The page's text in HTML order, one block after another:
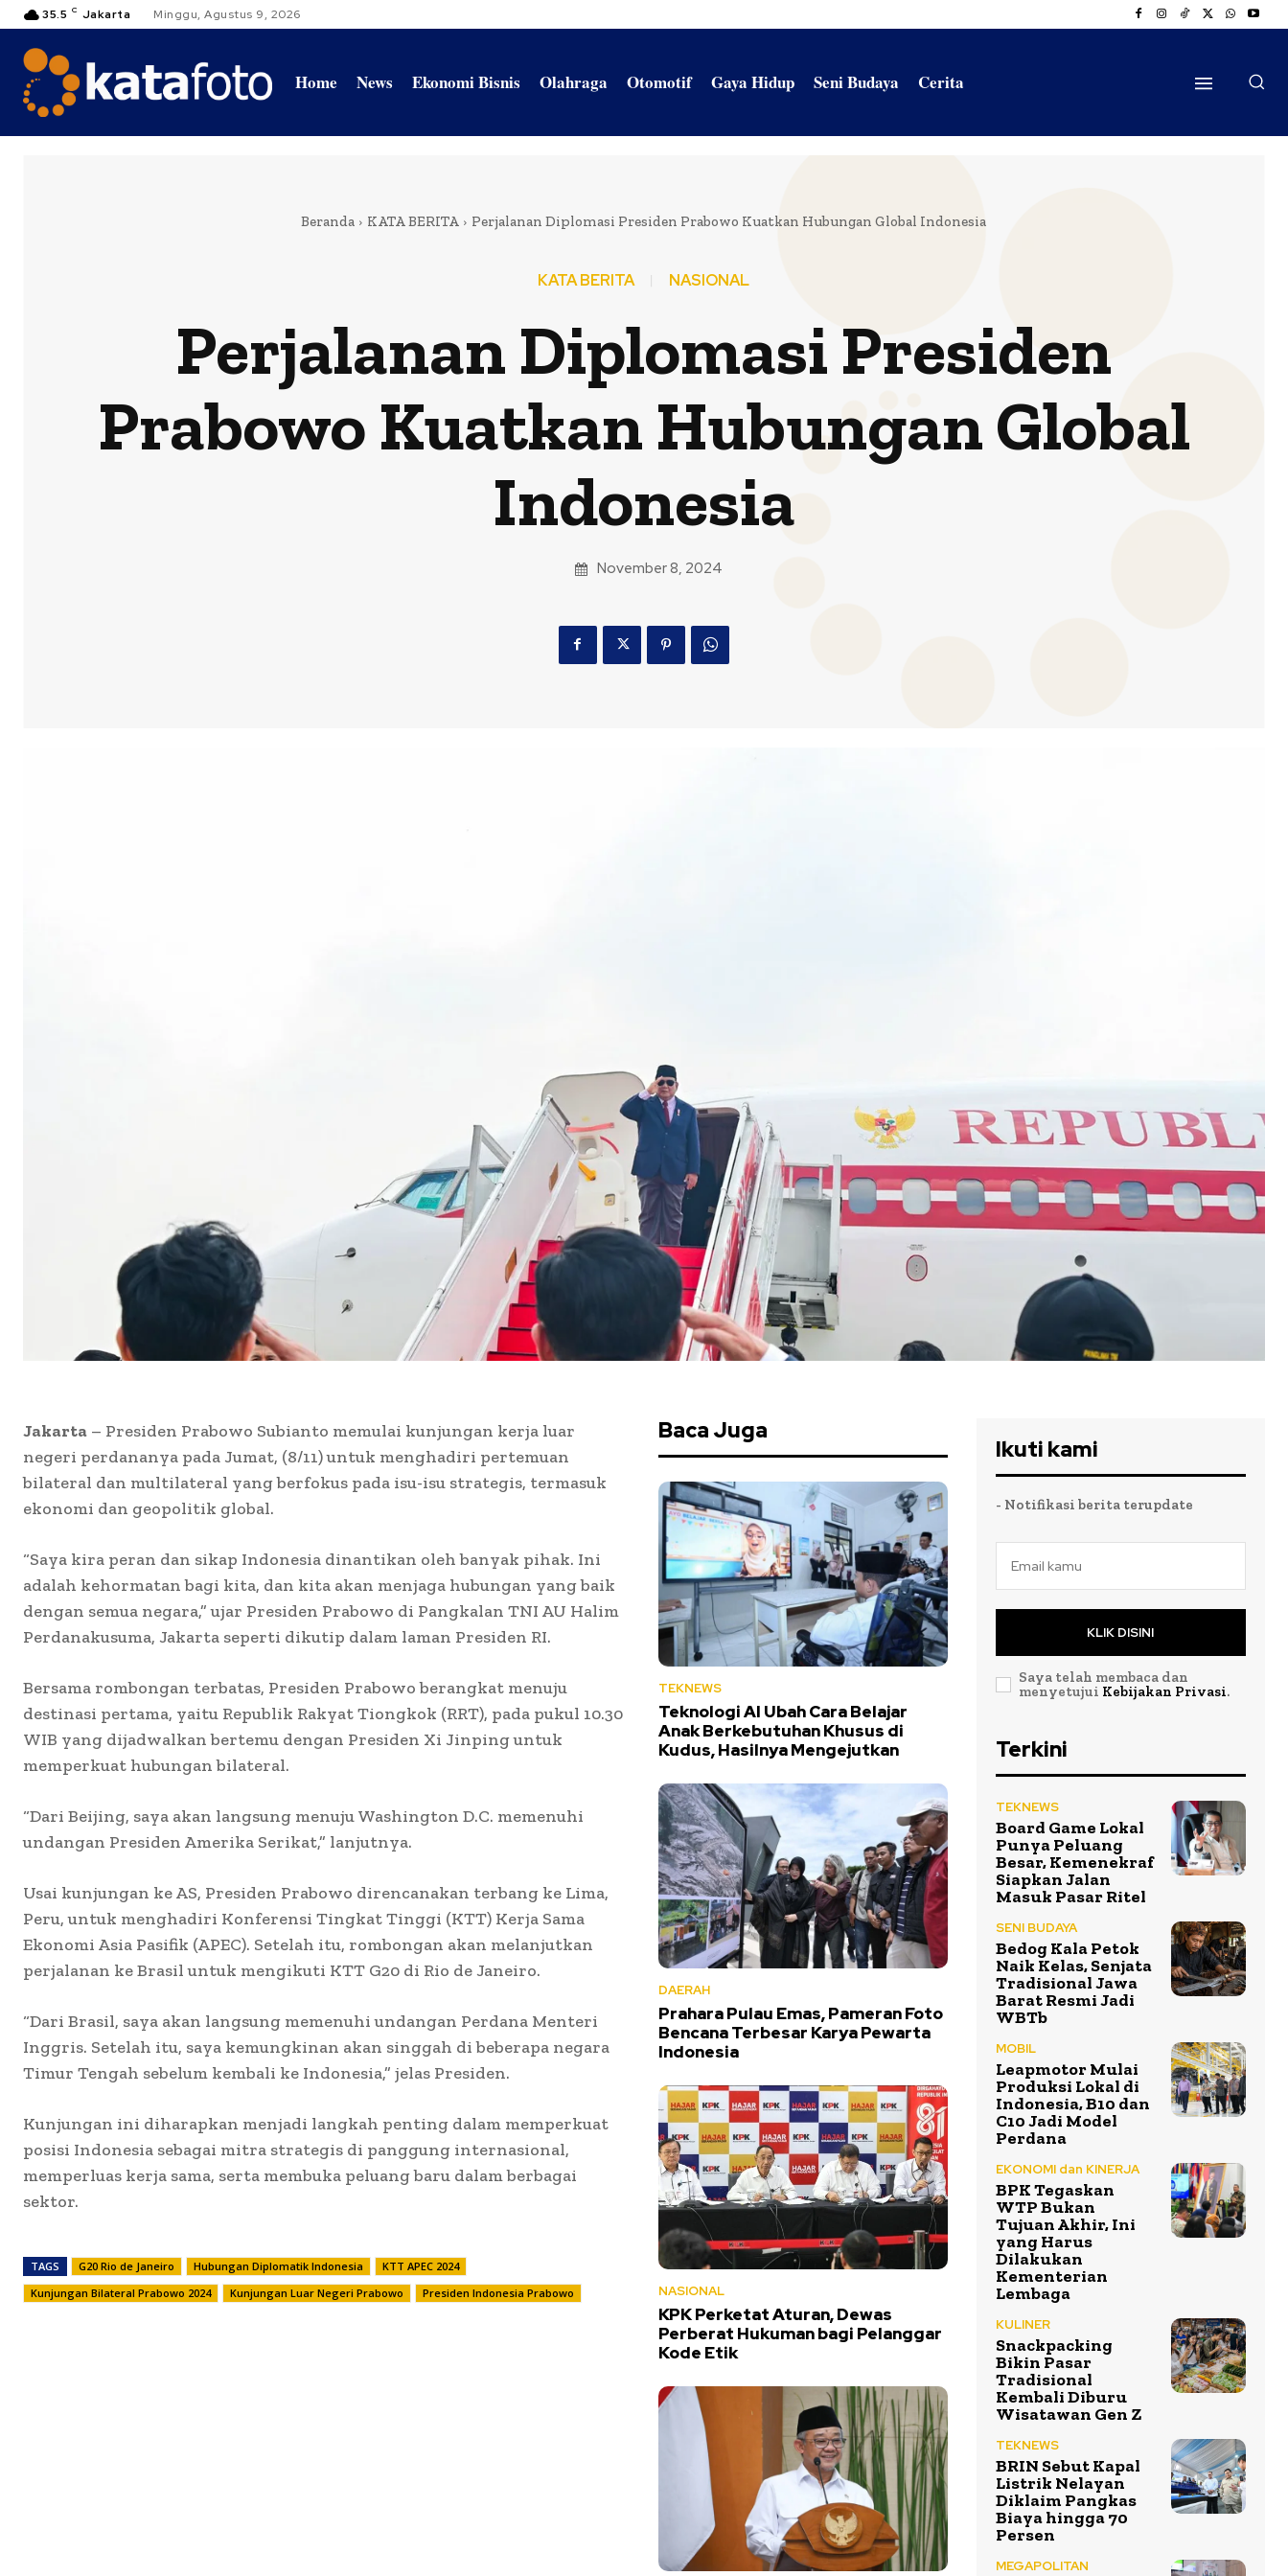
35.5 C Jakarta Minggu, Agustus 9, 2026
Home News Ekonomi Bisnis Olahraga Otomotif Gaya Hidup Seni Budaya Cerita
Beranda KATA BERITA Perjalanan Diplomasi Presiden Prabowo Kuatkan Hubungan Global Indonesia
KATA BERITA NASIONAL
Perjalanan Diplomasi Presiden
Prabowo Kuatkan Hubungan Global
Indonesia
November 8, 2024
Jakarta – Presiden Prabowo Subianto memulai kunjungan kerja luar
negeri perdananya pada Jumat, (8/11) untuk menghadiri pertemuan
bilateral dan multilateral yang berfokus pada isu-isu strategis, termasuk
ekonomi dan geopolitik global.
“Saya kira peran dan sikap Indonesia dinantikan oleh banyak pihak. Ini
adalah kehormatan bagi kita, dan kita akan menjaga hubungan yang baik
dengan semua negara,” ujar Presiden Prabowo di Pangkalan TNI AU Halim
Perdanakusuma, Jakarta seperti dikutip dalam laman Presiden RI.
Bersama rombongan terbatas, Presiden Prabowo berangkat menuju
destinasi pertama, yaitu Republik Rakyat Tiongkok (RRT), pada pukul 10.30
WIB yang dijadwalkan bertemu dengan Presiden Xi Jinping untuk
memperkuat hubungan bilateral.
“Dari Beijing, saya akan langsung menuju Washington D.C. memenuhi
undangan Presiden Amerika Serikat,” lanjutnya.
Usai kunjungan ke AS, Presiden Prabowo direncanakan terbang ke Lima,
Peru, untuk menghadiri Konferensi Tingkat Tinggi (KTT) Kerja Sama
Ekonomi Asia Pasifik (APEC). Setelah itu, rombongan akan melanjutkan
perjalanan ke Brasil untuk mengikuti KTT G20 di Rio de Janeiro.
“Dari Brasil, saya akan langsung memenuhi undangan Perdana Menteri
Inggris. Setelah itu, saya kemungkinan akan singgah di beberapa negara
Timur Tengah sebelum kembali ke Indonesia,” jelas Presiden.
Kunjungan ini diharapkan menjadi langkah penting dalam memperkuat
posisi Indonesia sebagai mitra strategis di panggung internasional,
memperluas kerja sama, serta membuka peluang baru dalam berbagai
sektor.
TAGS G20 Rio de Janeiro Hubungan Diplomatik Indonesia
KTT APEC 2024
Kunjungan Bilateral Prabowo 2024
Kunjungan Luar Negeri Prabowo Presiden Indonesia Prabowo
Baca Juga
TEKNEWS
Teknologi AI Ubah Cara Belajar
Anak Berkebutuhan Khusus di
Kudus, Hasilnya Mengejutkan
DAERAH
Prahara Pulau Emas, Pameran Foto
Bencana Terbesar Karya Pewarta
Indonesia
NASIONAL
KPK Perketat Aturan, Dewas
Perberat Hukuman bagi Pelanggar
Kode Etik
Ikuti kami
- Notifikasi berita terupdate
KLIK DISINI
Saya telah membaca dan
menyetujui Kebijakan Privasi.
Terkini
TEKNEWS
Board Game Lokal
Punya Peluang
Besar, Kemenekraf
Siapkan Jalan
Masuk Pasar Ritel
SENI BUDAYA
Bedog Kala Petok
Naik Kelas, Senjata
Tradisional Jawa
Barat Resmi Jadi
WBTb
MOBIL
Leapmotor Mulai
Produksi Lokal di
Indonesia, B10 dan
C10 Jadi Model
Perdana
EKONOMI dan KINERJA
BPK Tegaskan
WTP Bukan
Tujuan Akhir, Ini
yang Harus
Dilakukan
Kementerian
Lembaga
KULINER
Snackpacking
Bikin Pasar
Tradisional
Kembali Diburu
Wisatawan Gen Z
TEKNEWS
BRIN Sebut Kapal
Listrik Nelayan
Diklaim Pangkas
Biaya hingga 70
Persen
MEGAPOLITAN